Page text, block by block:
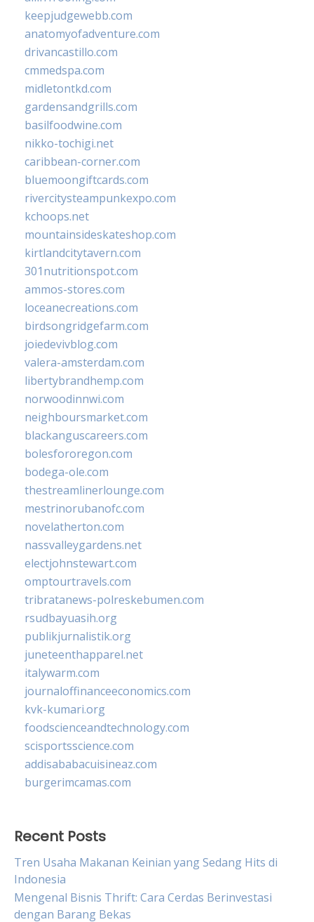
keepjudgewebb.com
anatomyofadventure.com
drivancastillo.com
cmmedspa.com
midletontkd.com
gardensandgrills.com
basilfoodwine.com
nikko-tochigi.net
caribbean-corner.com
bluemoongiftcards.com
rivercitysteampunkexpo.com
kchoops.net
mountainsideskateshop.com
kirtlandcitytavern.com
301nutritionspot.com
ammos-stores.com
loceanecreations.com
birdsongridgefarm.com
joiedevivblog.com
valera-amsterdam.com
libertybrandhemp.com
norwoodinnwi.com
neighboursmarket.com
blackanguscareers.com
bolesfororegon.com
bodega-ole.com
thestreamlinerlounge.com
mestrinorubanofc.com
novelatherton.com
nassvalleygardens.net
electjohnstewart.com
omptourtravels.com
tribratanews-polreskebumen.com
rsudbayuasih.org
publikjurnalistik.org
juneteenthapparel.net
italywarm.com
journaloffinanceeconomics.com
kvk-kumari.org
foodscienceandtechnology.com
scisportsscience.com
addisababacuisineaz.com
burgerimcamas.com
Recent Posts
Tren Usaha Makanan Keinian yang Sedang Hits di
Indonesia
Mengenal Bisnis Thrift: Cara Cerdas Berinvestasi
dengan Barang Bekas